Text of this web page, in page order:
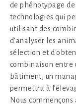
de phénotypage
technologies qui
utilisant des
d’analyser les
sélection et
combinaison entre
bâtiment, un
permettra à
Nous